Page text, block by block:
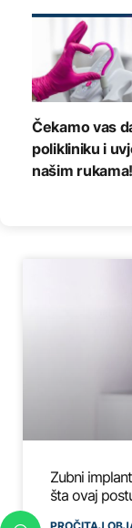
Čekamo vas
polikliniku i
našim rukama!
Zubni
šta ovaj